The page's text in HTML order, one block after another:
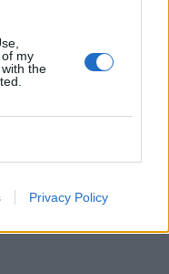
my
the
Privacy Policy